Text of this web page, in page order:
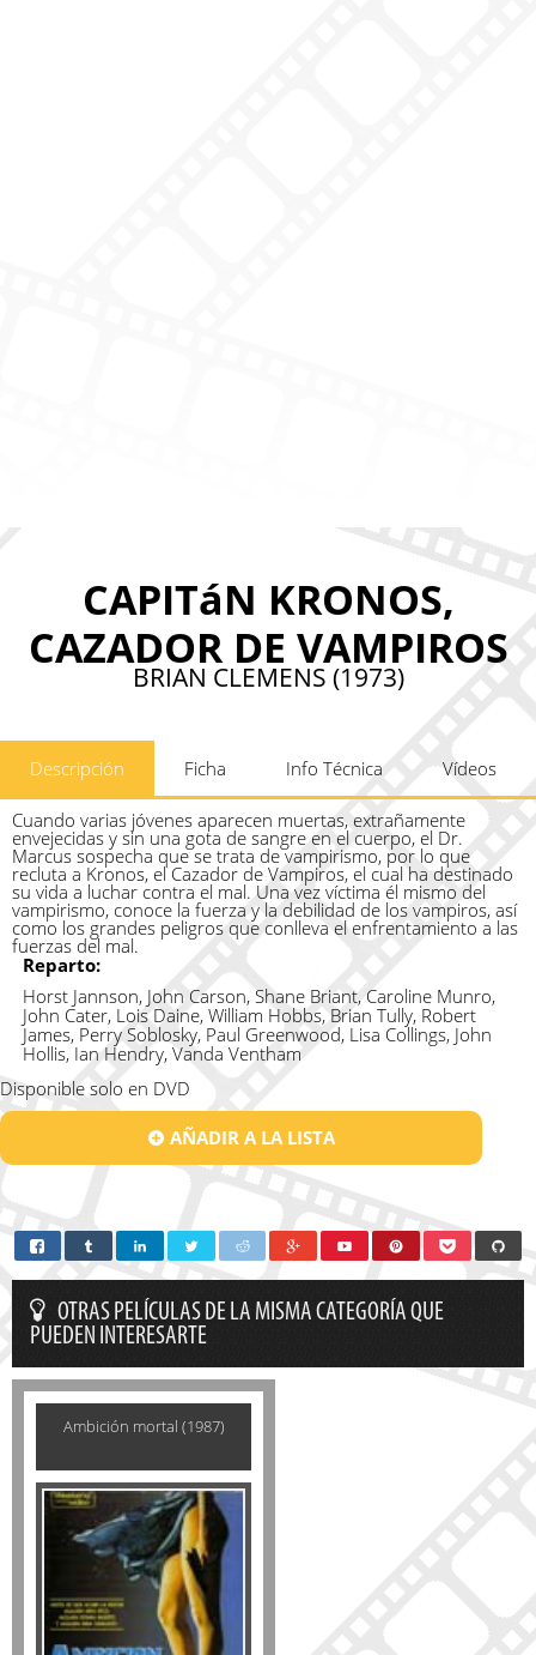
CAPITáN KRONOS,
CAZADOR DE VAMPIROS
BRIAN CLEMENS (1973)
Descripción Ficha Info Técnica Vídeos
Cuando varias jóvenes aparecen muertas, extrañamente
envejecidas y sin una gota de sangre en el cuerpo, el Dr.
Marcus sospecha que se trata de vampirismo, por lo que
recluta a Kronos, el Cazador de Vampiros, el cual ha destinado
su vida a luchar contra el mal. Una vez víctima él mismo del
vampirismo, conoce la fuerza y la debilidad de los vampiros, así
como los grandes peligros que conlleva el enfrentamiento a las
fuerzas del mal.
Reparto:
Horst Jannson, John Carson, Shane Briant, Caroline Munro,
John Cater, Lois Daine, William Hobbs, Brian Tully, Robert
James, Perry Soblosky, Paul Greenwood, Lisa Collings, John
Hollis, Ian Hendry, Vanda Ventham
Disponible solo en DVD
AÑADIR A LA LISTA
OTRAS PELÍCULAS DE LA MISMA CATEGORÍA QUE
PUEDEN INTERESARTE
Ambición mortal (1987)